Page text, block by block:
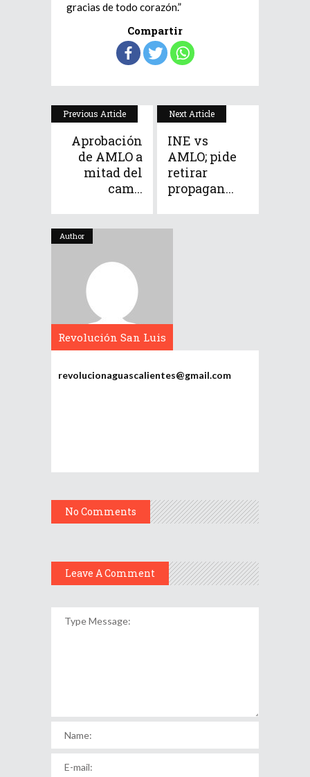
gracias de todo corazón.”
Compartir
Previous Article
Aprobación
de AMLO a
mitad del
cam...
Next Article
INE vs
AMLO; pide
retirar
propagan...
Author
Revolución San Luis
revolucionaguascalientes@gmail.com
No Comments
Leave A Comment